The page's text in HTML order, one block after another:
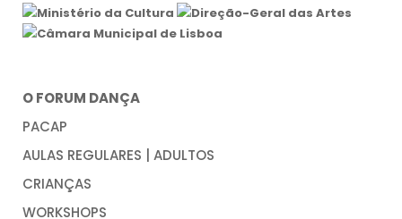
O FORUM DANÇA
PACAP
AULAS REGULARES | ADULTOS
CRIANÇAS
WORKSHOPS